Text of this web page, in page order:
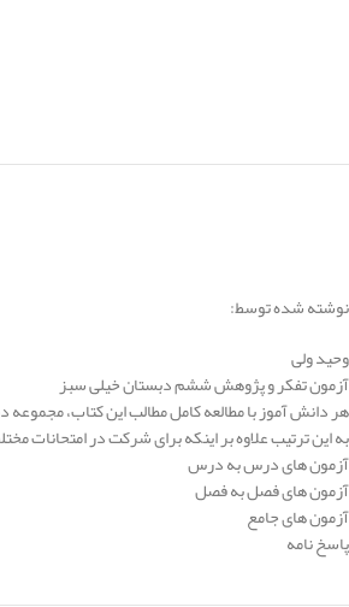
نوشته شده توسط:
وحید ولی
آزمون تفکر و پژوهش ششم دبستان خیلی سبز
هر دانش آموز با مطالعه کامل مطالب این کتاب،
به این ترتیب علاوه بر اینکه برای شرکت در امتحانات
آزمون های درس به درس
آزمون های فصل به فصل
آزمون های جامع
پاسخ نامه